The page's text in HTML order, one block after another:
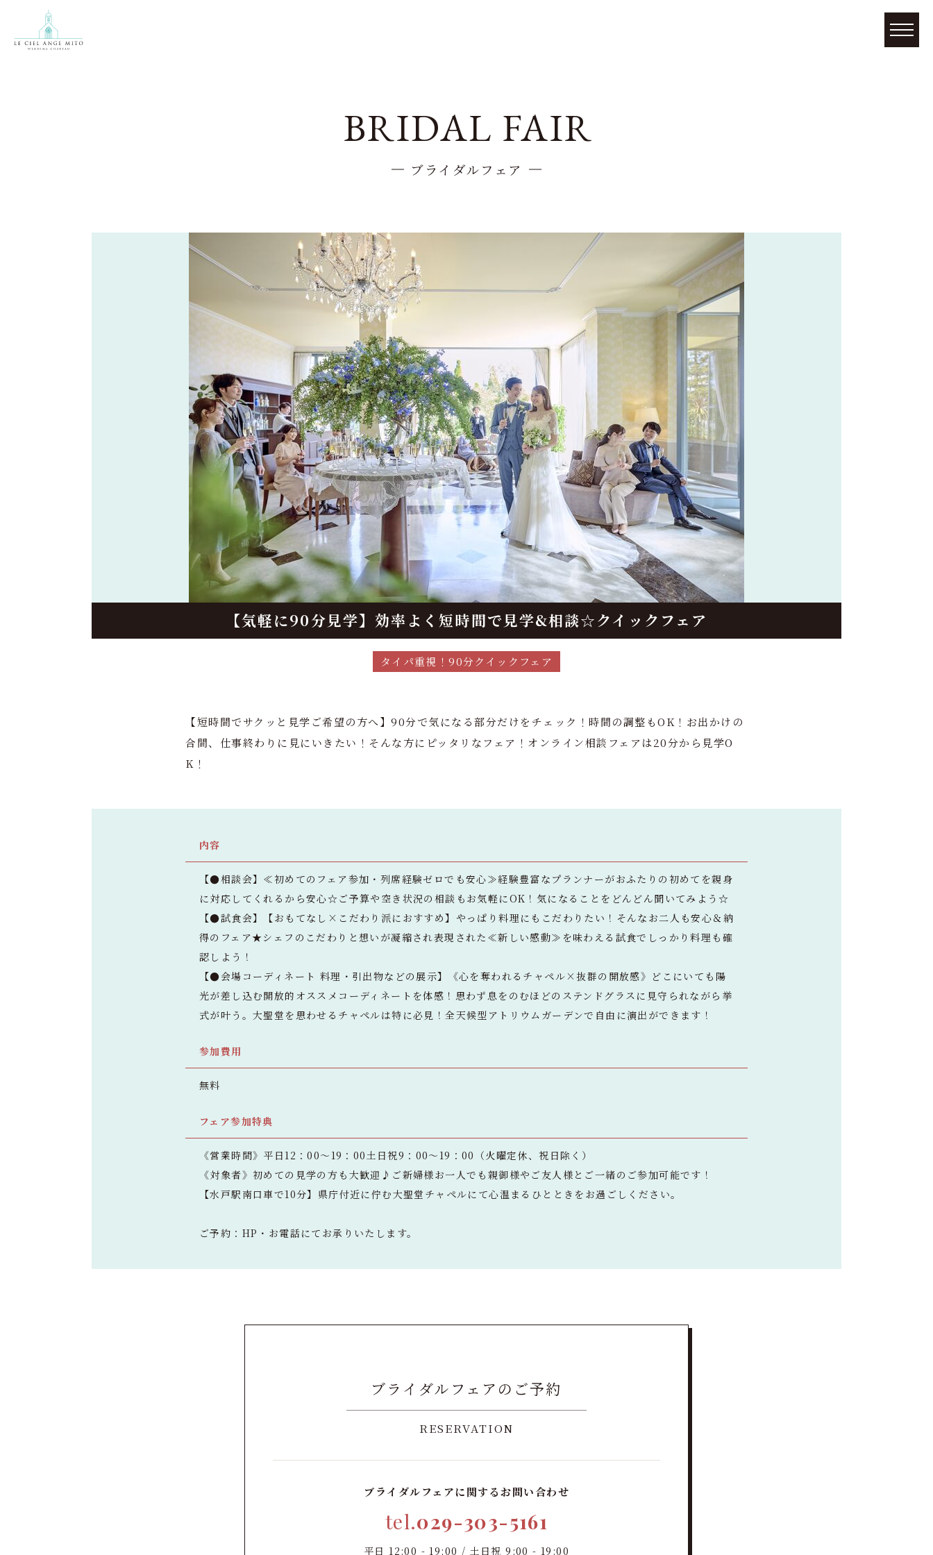
BRIDAL FAIR
ブライダルフェア
【気軽に90分見学】効率よく短時間で見学&相談☆クイックフェア
タイパ重視！90分クイックフェア
【短時間でサクッと見学ご希望の方へ】90分で気になる部分だけをチェック！時間の調整もOK！お出かけの
合間、仕事終わりに見にいきたい！そんな方にピッタリなフェア！オンライン相談フェアは20分から見学O
K！
内容
【●相談会】≪初めてのフェア参加・列席経験ゼロでも安心≫経験豊富なプランナーがおふたりの初めてを親身
に対応してくれるから安心☆ご予算や空き状況の相談もお気軽にOK！気になることをどんどん聞いてみよう☆
【●試食会】【おもてなし×こだわり派におすすめ】やっぱり料理にもこだわりたい！そんなお二人も安心＆納
得のフェア★シェフのこだわりと想いが凝縮され表現された≪新しい感動≫を味わえる試食でしっかり料理も確
認しよう！
【●会場コーディネート 料理・引出物などの展示】《心を奪われるチャペル×抜群の開放感》どこにいても陽
光が差し込む開放的オススメコーディネートを体感！思わず息をのむほどのステンドグラスに見守られながら挙
式が叶う。大聖堂を思わせるチャペルは特に必見！全天候型アトリウムガーデンで自由に演出ができます！
参加費用
無料
フェア参加特典
《営業時間》平日12：00～19：00土日祝9：00～19：00（火曜定休、祝日除く）
《対象者》初めての見学の方も大歓迎♪ご新婦様お一人でも親御様やご友人様とご一緒のご参加可能です！
【水戸駅南口車で10分】県庁付近に佇む大聖堂チャペルにて心温まるひとときをお過ごしください。
ご予約：HP・お電話にてお承りいたします。
ブライダルフェアのご予約
RESERVATION
ブライダルフェアに関するお問い合わせ
tel.029-303-5161
平日 12:00 - 19:00 / 土日祝 9:00 - 19:00